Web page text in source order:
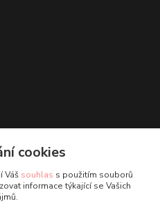
8-14 hod.)
cookies
Váš souhlas s použitím souborů
informace týkající se Vašich